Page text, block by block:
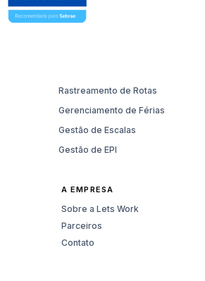
Rastreamento de Rotas
Gerenciamento de Férias
Gestão de Escalas
Gestão de EPI
A EMPRESA
Sobre a Lets Work
Parceiros
Contato